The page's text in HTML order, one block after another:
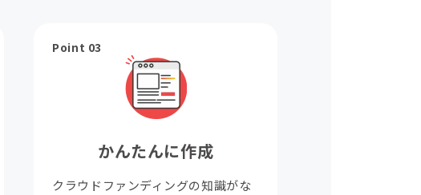
Point 03
かんたんに作成
クラウドファンディングの知識がな